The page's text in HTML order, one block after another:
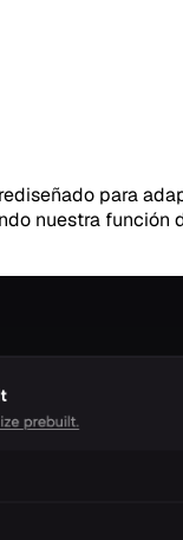
para
nuestra